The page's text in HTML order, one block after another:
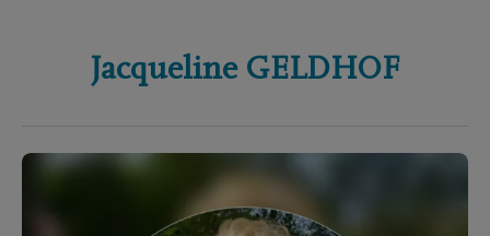
Jacqueline GELDHOF